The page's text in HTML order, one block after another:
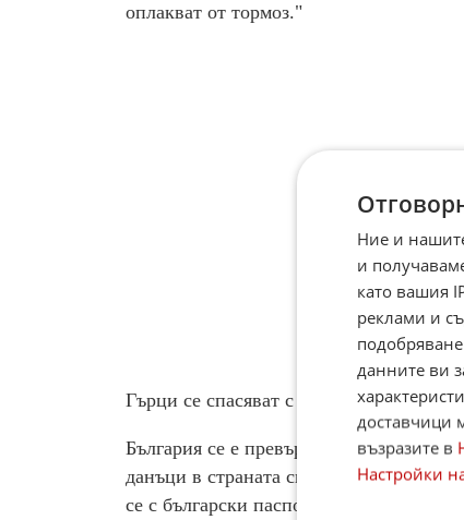
оплакват от тормоз."
Гърци се спасяват с наши паспорти,
България се е превърнала в
данъци в страната си. Оказва се, че
се с български паспорти и слагали
Ние и
и
като вашия
реклами и
данните ви
доставчици
възразите в
Настройки